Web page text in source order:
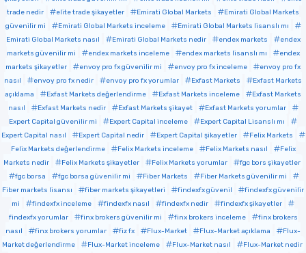
trade nedir
elite trade şikayetler Emirati Global Markets
Emirati Global Markets
güvenilir mi
Emirati Global Markets inceleme
Emirati Global Markets lisanslı mı
Emirati Global Markets nasıl
Emirati Global Markets nedir endex markets
endex
markets güvenilir mi
endex markets inceleme endex markets lisanslı mı
endex
markets şikayetler
envoy pro fx güvenilir mi envoy pro fx inceleme
envoy pro fx
nasıl
envoy pro fx nedir envoy pro fx yorumlar Exfast Markets
Exfast Markets
açıklama
Exfast Markets değerlendirme Exfast Markets inceleme
Exfast Markets
nasıl
Exfast Markets nedir Exfast Markets şikayet
Exfast Markets yorumlar
Expert Capital güvenilir mi
Expert Capital inceleme
Expert Capital Lisanslı mı
Expert Capital nasıl
Expert Capital nedir Expert Capital şikayetler
Felix Markets
Felix Markets değerlendirme
Felix Markets inceleme Felix Markets nasıl
Felix
Markets nedir
Felix Markets şikayetler Felix Markets yorumlar
fgc bors şikayetler
fgc borsa
fgc borsa güvenilir mi Fiber Markets
Fiber Markets güvenilir mi
Fiber markets lisansı
fiber markets şikayetleri findexfx güvenil
findexfx güvenilir
mi
findexfx inceleme findexfx nasıl findexfx nedir
findexfx şikayetler
findexfx yorumlar
finx brokers güvenilir mi finx brokers inceleme
finx brokers
nasıl
finx brokers yorumlar fiz fx Flux-Market Flux-Market açıklama
Flux-
Market değerlendirme
Flux-Market inceleme Flux-Market nasıl
Flux-Market nedir